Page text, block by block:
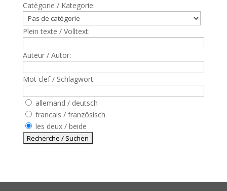
Catègorie / Kategorie:
Plein texte / Volltext:
Auteur / Autor:
Mot clef / Schlagwort:
allemand / deutsch
francais / französisch
les deux / beide